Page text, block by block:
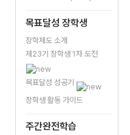
목표달성 장학생
장학제도 소개
제23기 장학생 1차 도전
목표달성 성공기
장학생 활동 가이드
주간완전학습